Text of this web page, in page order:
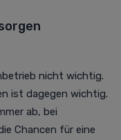
nicht wichtig.
ist dagegen wichtig.
ab, bei
Chancen für eine